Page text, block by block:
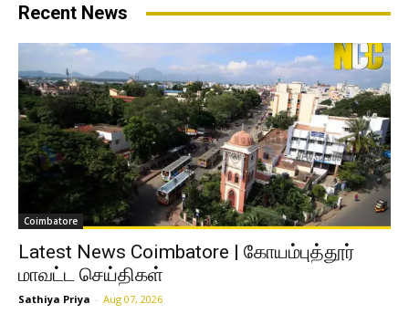
Recent News
Coimbatore
Latest News Coimbatore | கோயம்புத்தூர்
மாவட்ட செய்திகள்
Sathiya Priya - Aug 07, 2026